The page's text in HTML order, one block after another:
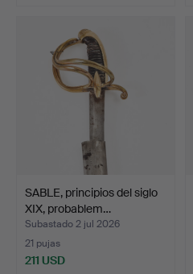
SABLE, principios del siglo
XIX, probablem…
Subastado 2 jul 2026
21 pujas
211 USD